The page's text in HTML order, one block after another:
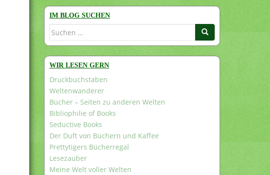
IM BLOG SUCHEN
Suchen
WIR LESEN GERN
Druckbuchstaben
Weltenwanderer
Bücher – Seiten zu anderen Welten
Bibliophilie of Books
Seductive Books
Der Duft von Büchern und Kaffee
Prettytigers Bücherregal
Lesezauber
Meine Welt voller Welten